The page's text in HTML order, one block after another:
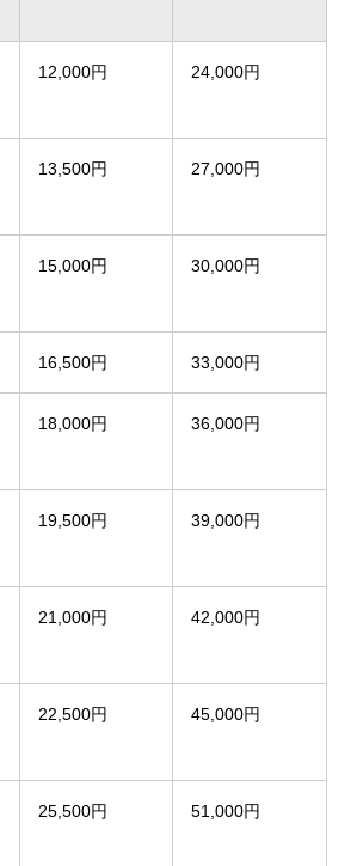
12,000円 24,000円
13,500円 27,000円
15,000円 30,000円
16,500円 33,000円
18,000円 36,000円
19,500円 39,000円
21,000円 42,000円
22,500円 45,000円
25,500円 51,000円